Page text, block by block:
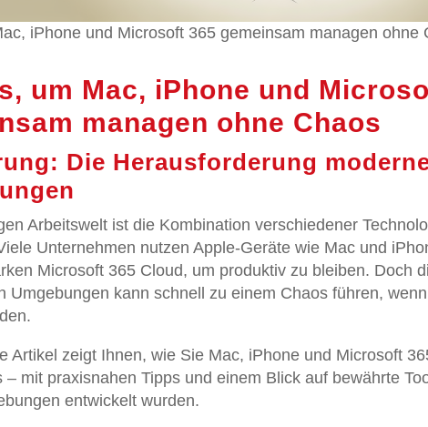
iPhone und Microsoft 365 gemeinsam managen ohne
um Mac, iPhone und
managen ohne Chaos
Die Herausforderung
Arbeitswelt ist die Kombination verschiedener
Unternehmen nutzen Apple-Geräte wie Mac und
Microsoft 365 Cloud, um produktiv zu bleiben. Doch
Umgebungen kann schnell zu einem Chaos führen,
Artikel zeigt Ihnen, wie Sie Mac, iPhone und Microsoft
– mit praxisnahen Tipps und einem Blick auf bewährte
entwickelt wurden.